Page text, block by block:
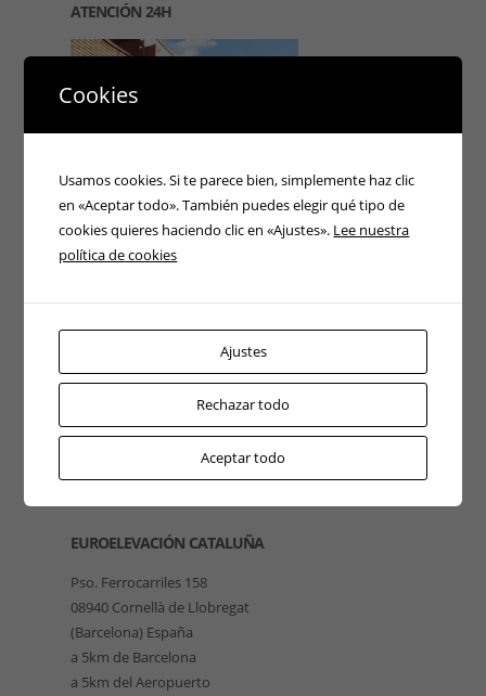
ATENCIÓN 24H
EUROELEVACIÓN CATALUÑA
Pso. Ferrocarriles 158
08940 Cornellà de Llobregat
(Barcelona) España
a 5km de Barcelona
a 5km del Aeropuerto
Cookies
Usamos cookies. Si te parece bien, simplemente haz clic
en «Aceptar todo». También puedes elegir qué tipo de
cookies quieres haciendo clic en «Ajustes». Lee nuestra
política de cookies
Ajustes
Rechazar todo
Aceptar todo